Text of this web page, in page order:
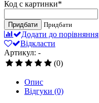
Код с картинки*
Придбати Придбати
Додати до порівняння
Відкласти
Артикул: -
(0)
Опис
Відгуки (0)